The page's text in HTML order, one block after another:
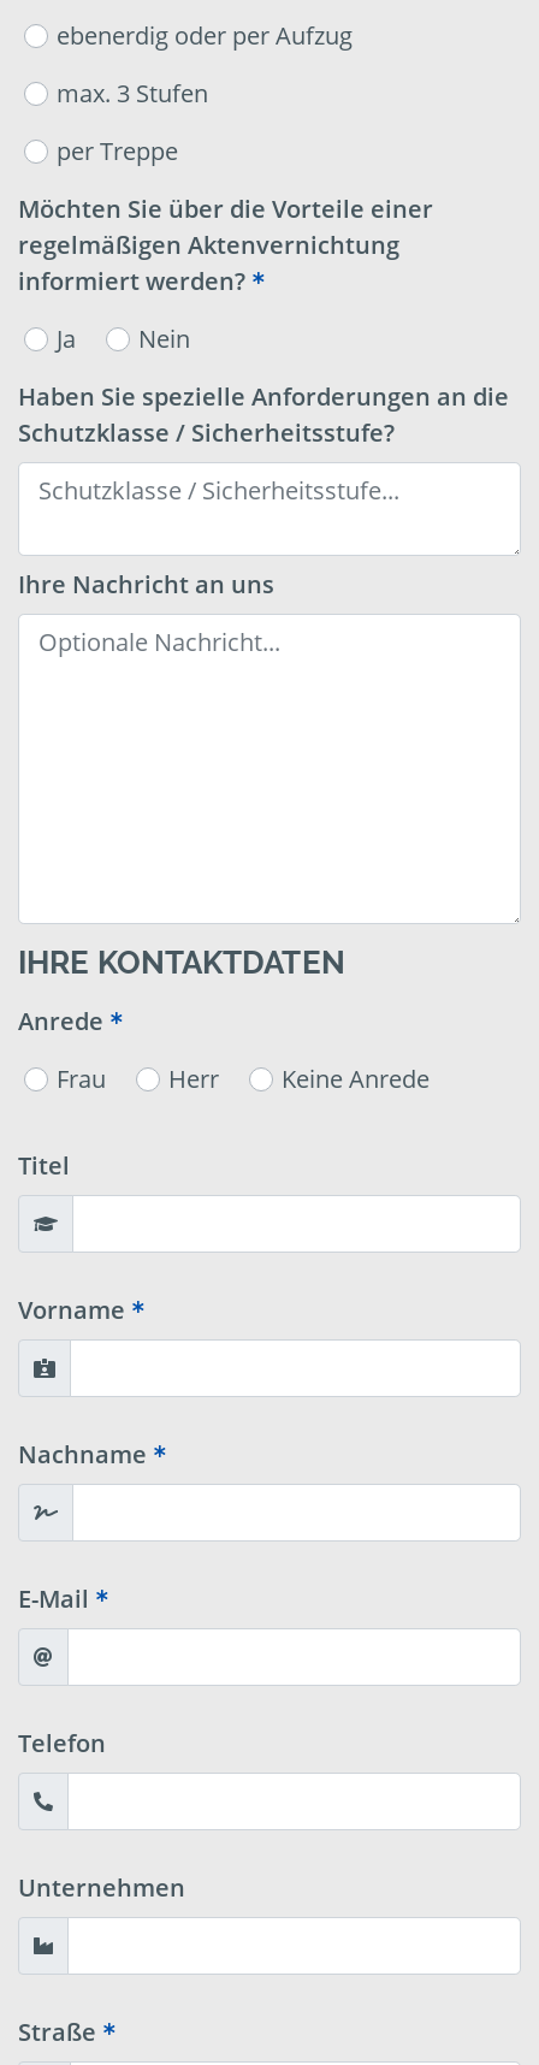
ebenerdig oder per Aufzug
max. 3 Stufen
per Treppe
Möchten Sie über die Vorteile einer
regelmäßigen Aktenvernichtung
informiert werden?
Ja
Nein
Haben Sie spezielle Anforderungen an die
Schutzklasse / Sicherheitsstufe?
Ihre Nachricht an uns
IHRE KONTAKTDATEN
Anrede
Frau
Herr Keine Anrede
Titel
Vorname
Nachname
E-Mail
Telefon
Unternehmen
Straße